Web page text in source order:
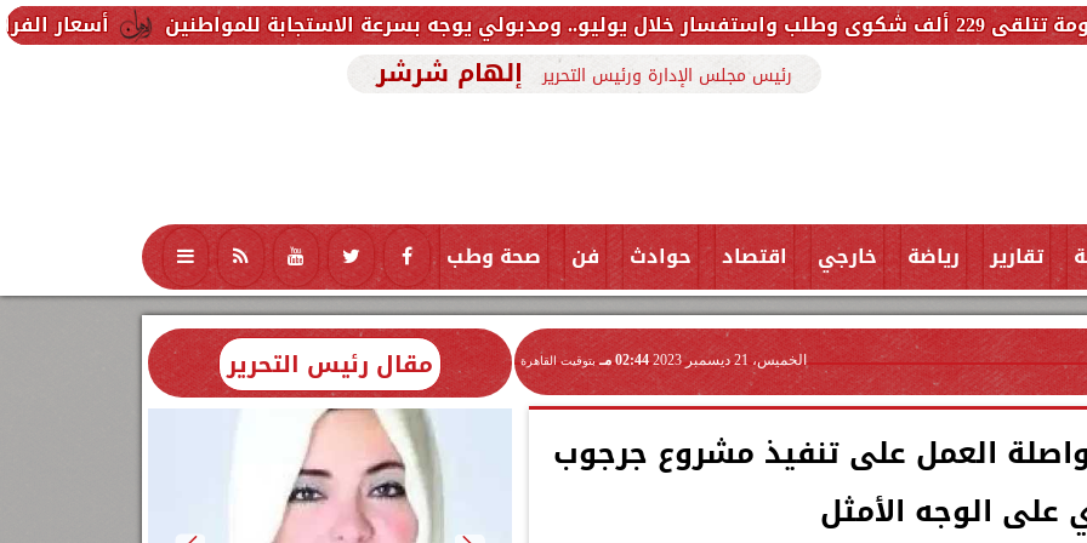
أسعار الفراخ اليوم السبت 8 أغسطس 2026.. تراجع واستقرار في بورصة الدواجن
رئيس مجلس الإدارة ورئيس التحرير إلهام شرشر
تقارير رياضة خارجي اقتصاد حوادث فن صحة وطب تكنولوجيا منوعات محافظات
الخميس، 21 ديسمبر 2023 02:44 مـ بتوقيت القاهرة
العمل على تنفيذ مشروع جرجوب
على الوجه الأمثل
مقال رئيس التحرير